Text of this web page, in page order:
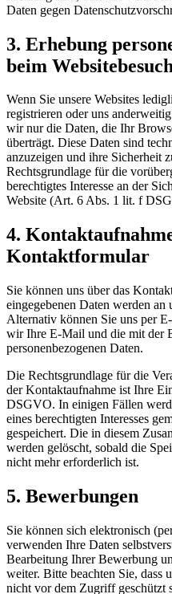
Daten gegen
3. Erhebung
beim Websitebesuch
Wenn Sie unsere Websites
registrieren oder uns
wir nur die Daten, die Ihr
überträgt. Diese Daten sind
anzuzeigen und ihre Sicherheit
Rechtsgrundlage für die
berechtigtes Interesse an der
Website (Art. 6 Abs. 1 lit. f
4.
Kontaktformular
Sie können uns über das
eingegebenen Daten werden an
Alternativ können Sie uns per
wir Ihre E-Mail und die mit der
personenbezogenen Daten.
Die Rechtsgrundlage für die
der Kontaktaufnahme ist Ihre
DSGVO. In einigen Fällen
eines berechtigten Interesses
gespeichert. Die in diesem
werden gelöscht, sobald die
nicht mehr erforderlich ist.
5. Bewerbungen
Sie können sich elektronisch
verwenden Ihre Daten
Bearbeitung Ihrer Bewerbung
weiter. Bitte beachten Sie, dass
nicht vor dem Zugriff geschützt